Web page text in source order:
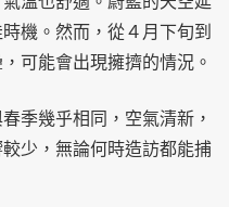
機。然而，從４月下旬到
可能會出現擁擠的情況。
季幾乎相同，空氣清新，
少，無論何時造訪都能捕